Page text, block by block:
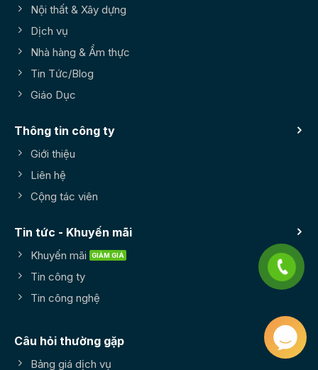
Nội thất & Xây dựng
Dịch vụ
Nhà hàng & Ẩm thực
Tin Tức/Blog
Giáo Dục
Thông tin công ty
Giới thiệu
Liên hệ
Cộng tác viên
Tin tức - Khuyến mãi
Khuyến mãi
Tin công ty
Tin công nghệ
Câu hỏi thường gặp
Bảng giá dịch vụ